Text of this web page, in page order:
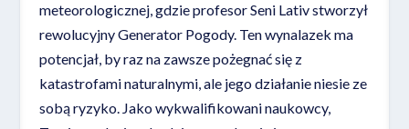
meteorologicznej, gdzie profesor Seni Lativ stworzył
rewolucyjny Generator Pogody. Ten wynalazek ma
potencjał, by raz na zawsze pożegnać się z
katastrofami naturalnymi, ale jego działanie niesie ze
sobą ryzyko. Jako wykwalifikowani naukowcy,